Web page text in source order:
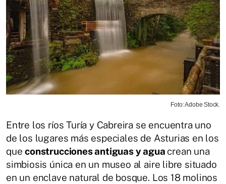
Foto: Adobe Stock.
Entre los ríos Turía y Cabreira se encuentra uno
de los lugares más especiales de Asturias en los
queconstrucciones antiguas y agua crean una
simbiosis única en un museo al aire libre situado
en un enclave natural de bosque. Los 18 molinos